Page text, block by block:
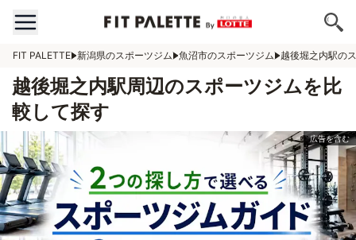
FIT PALETTE 新潟県のスポーツジム 魚沼市のスポーツジム 越後堀之内駅の
越後堀之内駅周辺のスポーツジムを比
較して探す